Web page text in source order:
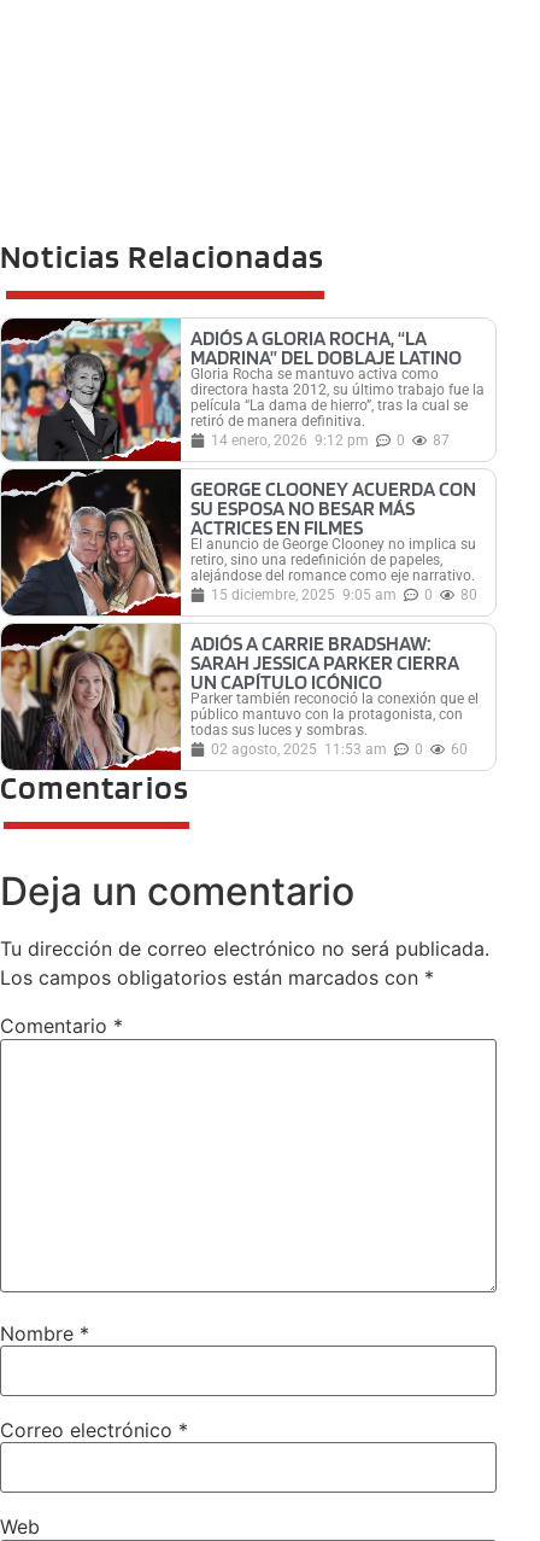
Noticias Relacionadas
ADIÓS A GLORIA ROCHA, “LA
MADRINA” DEL DOBLAJE LATINO
Gloria Rocha se mantuvo activa como
directora hasta 2012, su último trabajo fue la
película “La dama de hierro”, tras la cual se
retiró de manera definitiva.
14 enero, 2026 9:12 pm 0 87
GEORGE CLOONEY ACUERDA CON
SU ESPOSA NO BESAR MÁS
ACTRICES EN FILMES
El anuncio de George Clooney no implica su
retiro, sino una redefinición de papeles,
alejándose del romance como eje narrativo.
15 diciembre, 2025 9:05 am 0 80
ADIÓS A CARRIE BRADSHAW:
SARAH JESSICA PARKER CIERRA
UN CAPÍTULO ICÓNICO
Parker también reconoció la conexión que el
público mantuvo con la protagonista, con
todas sus luces y sombras.
02 agosto, 2025 11:53 am 0 60
Comentarios
Deja un comentario
Tu dirección de correo electrónico no será publicada.
Los campos obligatorios están marcados con *
Comentario *
Nombre *
Correo electrónico *
Web